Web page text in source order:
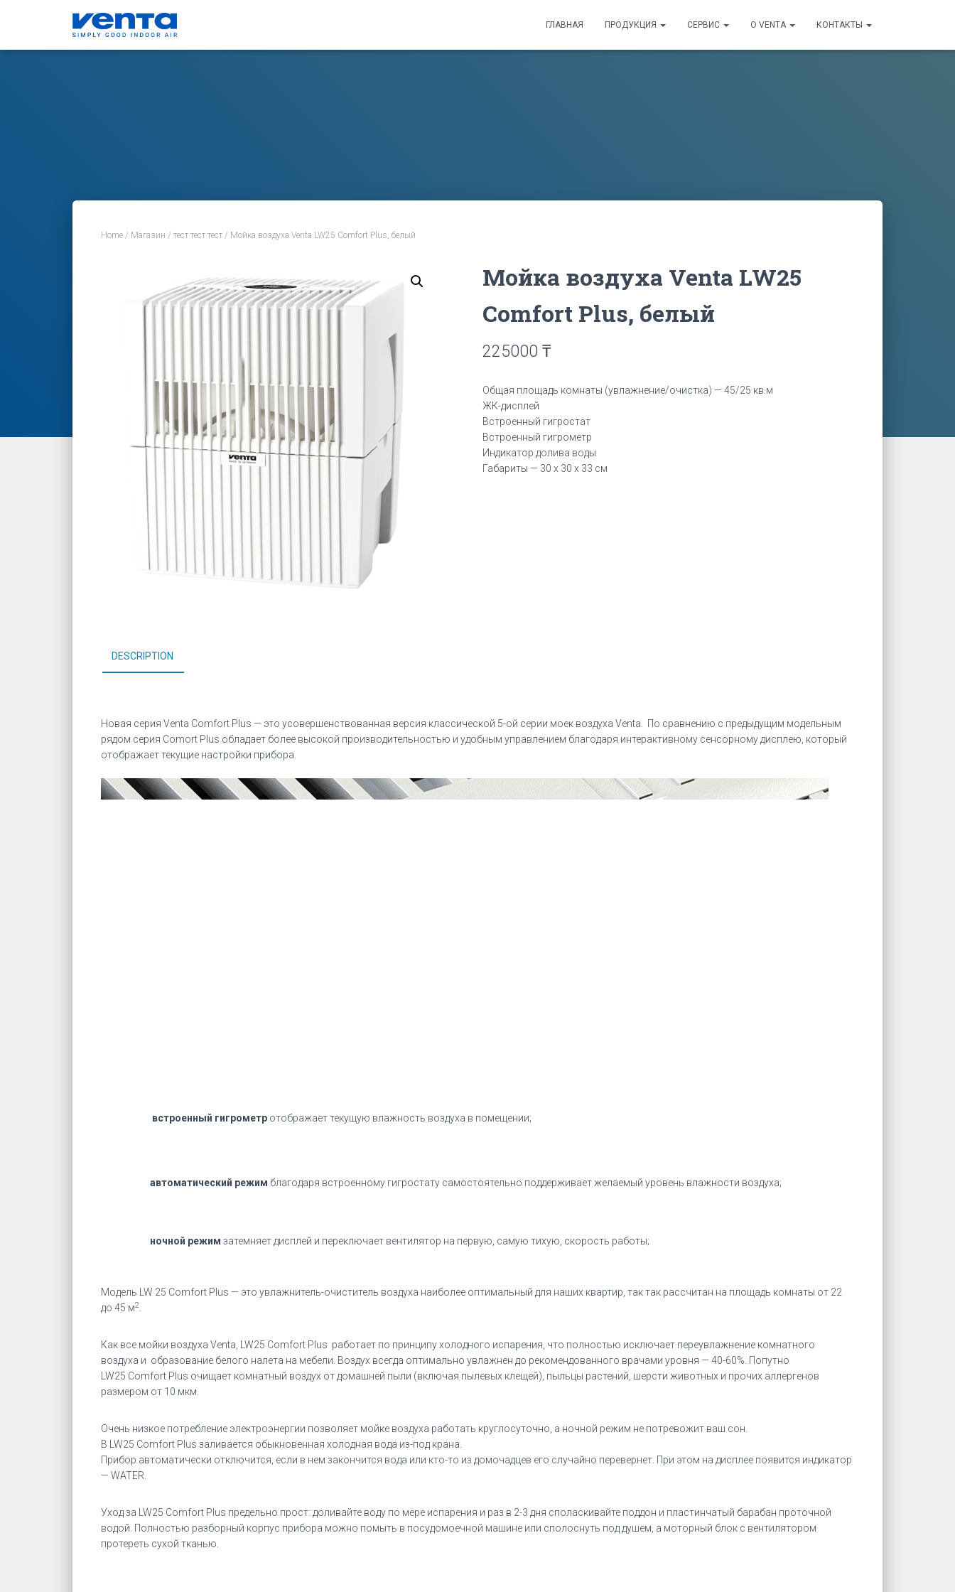
ГЛАВНАЯ ПРОДУКЦИЯ СЕРВИС О VENTA КОНТАКТЫ
Home / Магазин / тест тест тест / Мойка воздуха Venta LW25 Comfort Plus, белый
Мойка воздуха Venta LW25
Comfort Plus, белый
225000 ₸
Общая площадь комнаты (увлажнение/очистка) — 45/25 кв.м
ЖК-дисплей
Встроенный гигростат
Встроенный гигрометр
Индикатор долива воды
Габариты — 30 х 30 х 33 см
DESCRIPTION
Новая серия Venta Comfort Plus — это усовершенствованная версия классической 5-ой серии моек воздуха Venta. По сравнению с предыдущим модельным
рядом серия Comort Plus обладает более высокой производительностью и удобным управлением благодаря интерактивному сенсорному дисплею, который
отображает текущие настройки прибора.
встроенный гигрометр отображает текущую влажность воздуха в помещении;
автоматический режим благодаря встроенному гигростату самостоятельно поддерживает желаемый уровень влажности воздуха;
ночной режим затемняет дисплей и переключает вентилятор на первую, самую тихую, скорость работы;
Модель LW 25 Comfort Plus — это увлажнитель-очиститель воздуха наиболее оптимальный для наших квартир, так так рассчитан на площадь комнаты от 22
до 45 м2
Как все мойки воздуха Venta, LW25 Comfort Plus работает по принципу холодного испарения, что полностью исключает переувлажнение комнатного
воздуха и образование белого налета на мебели. Воздух всегда оптимально увлажнен до рекомендованного врачами уровня — 40-60%. Попутно
LW25 Comfort Plus очищает комнатный воздух от домашней пыли (включая пылевых клещей), пыльцы растений, шерсти животных и прочих аллергенов
размером от 10 мкм.
Очень низкое потребление электроэнергии позволяет мойке воздуха работать круглосуточно, а ночной режим не потревожит ваш сон.
В LW25 Comfort Plus заливается обыкновенная холодная вода из-под крана.
Прибор автоматически отключится, если в нем закончится вода или кто-то из домочадцев его случайно перевернет. При этом на дисплее появится индикатор
— WATER.
Уход за LW25 Comfort Plus предельно прост: доливайте воду по мере испарения и раз в 2-3 дня споласкивайте поддон и пластинчатый барабан проточной
водой. Полностью разборный корпус прибора можно помыть в посудомоечной машине или сполоснуть под душем, а моторный блок с вентилятором
протереть сухой тканью.